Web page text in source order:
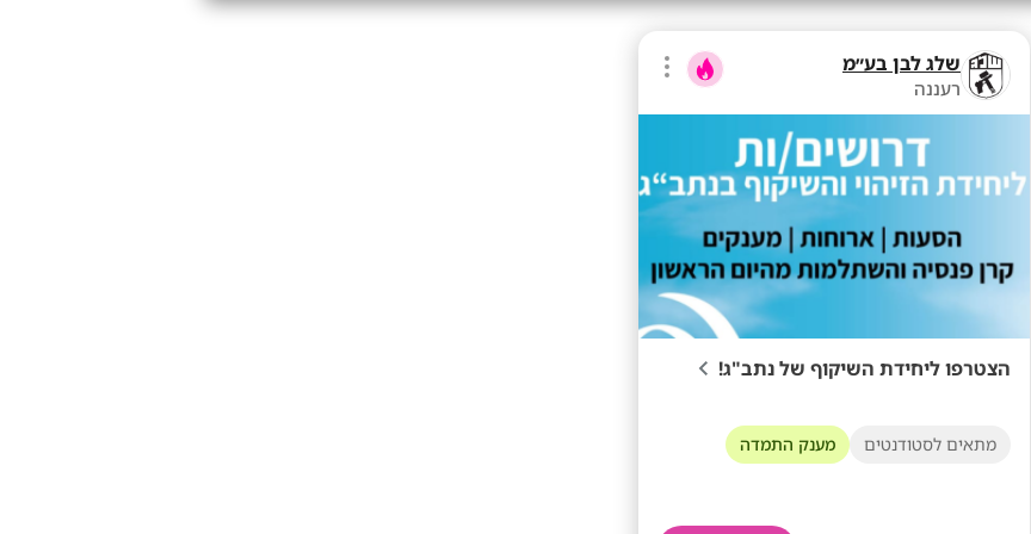
שלג לבן בע״מ
רעננה
הצטרפו ליחידת השיקוף של נתב"ג!
מתאים לסטודנטים מענק התמדה